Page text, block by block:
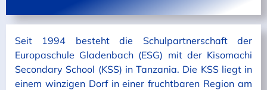
Seit 1994 besteht die Schulpartnerschaft der
Europaschule Gladenbach (ESG) mit der Kisomachi
Secondary School (KSS) in Tanzania. Die KSS liegt in
einem winzigen Dorf in einer fruchtbaren Region am